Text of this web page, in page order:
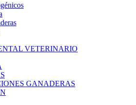
VETERINARIO
GANADERAS